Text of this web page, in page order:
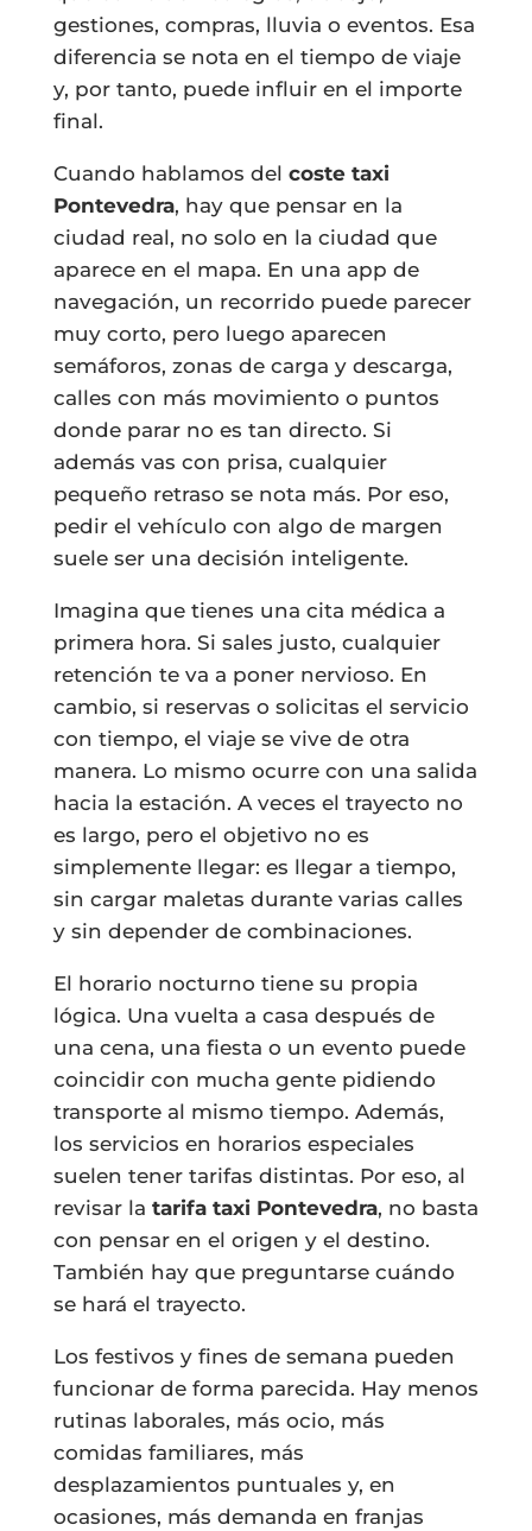
gestiones, compras, lluvia o eventos. Esa
diferencia se nota en el tiempo de viaje
y, por tanto, puede influir en el importe
final.
Cuando hablamos del coste taxi
Pontevedra, hay que pensar en la
ciudad real, no solo en la ciudad que
aparece en el mapa. En una app de
navegación, un recorrido puede parecer
muy corto, pero luego aparecen
semáforos, zonas de carga y descarga,
calles con más movimiento o puntos
donde parar no es tan directo. Si
además vas con prisa, cualquier
pequeño retraso se nota más. Por eso,
pedir el vehículo con algo de margen
suele ser una decisión inteligente.
Imagina que tienes una cita médica a
primera hora. Si sales justo, cualquier
retención te va a poner nervioso. En
cambio, si reservas o solicitas el servicio
con tiempo, el viaje se vive de otra
manera. Lo mismo ocurre con una salida
hacia la estación. A veces el trayecto no
es largo, pero el objetivo no es
simplemente llegar: es llegar a tiempo,
sin cargar maletas durante varias calles
y sin depender de combinaciones.
El horario nocturno tiene su propia
lógica. Una vuelta a casa después de
una cena, una fiesta o un evento puede
coincidir con mucha gente pidiendo
transporte al mismo tiempo. Además,
los servicios en horarios especiales
suelen tener tarifas distintas. Por eso, al
revisar la tarifa taxi Pontevedra, no basta
con pensar en el origen y el destino.
También hay que preguntarse cuándo
se hará el trayecto.
Los festivos y fines de semana pueden
funcionar de forma parecida. Hay menos
rutinas laborales, más ocio, más
comidas familiares, más
desplazamientos puntuales y, en
ocasiones, más demanda en franjas